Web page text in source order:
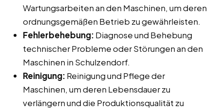
Wartungsarbeiten an den Maschinen, um deren
ordnungsgemäßen Betrieb zu gewährleisten.
Fehlerbehebung: Diagnose und Behebung
technischer Probleme oder Störungen an den
Maschinen in Schulzendorf.
Reinigung: Reinigung und Pflege der
Maschinen, um deren Lebensdauer zu
verlängern und die Produktionsqualität zu